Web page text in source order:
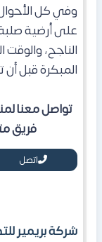
وفي كل
على أرضية
الناجح،
المبكرة قبل أن
تواصل معنا
فريق
اتصل
شركة بريمير